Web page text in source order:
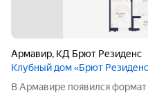
Армавир, КД Брют Резиденс
Клубный дом «Брют
В Армавире появился формат